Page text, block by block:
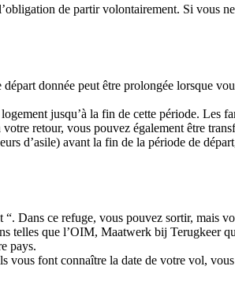
de partir volontairement. Si vous
donnée peut être prolongée lorsque
jusqu’à la fin de cette période. Les
retour, vous pouvez également être
d’asile) avant la fin de la période de
Dans ce refuge, vous pouvez sortir, mais
telles que l’OIM, Maatwerk bij Terugkeer
pays.
vous font connaître la date de votre vol,